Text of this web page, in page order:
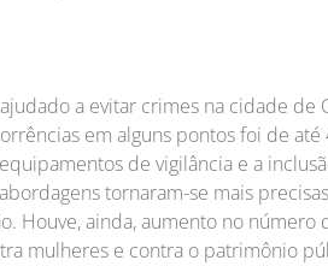
a evitar crimes na cidade de
em alguns pontos foi de até
de vigilância e a
tornaram-se mais
Houve, ainda, aumento no número
mulheres e contra o patrimônio